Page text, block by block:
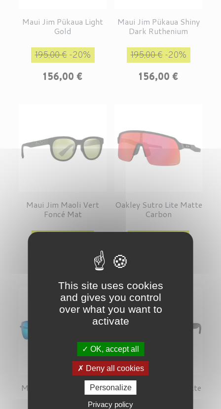
Maui Jim Pükaua Light
Gold
Prix de base
195,00 €-20%
156,00 €
Maui Jim Pükaua Shiny
Dark Ruthenium
Prix de base
195,00 €-20%
156,00 €
Maui Jim Maoli Vert
Foncé Mat
Prix de base
Oakley Sutro Lite Matte
Carbon
Prix
Maui Jim Ho'okipa Gris
Oakley Holbrook Matte
This site uses cookies
and gives you control
over what you want to
activate
OK, accept all
Deny all cookies
Personalize
Privacy policy